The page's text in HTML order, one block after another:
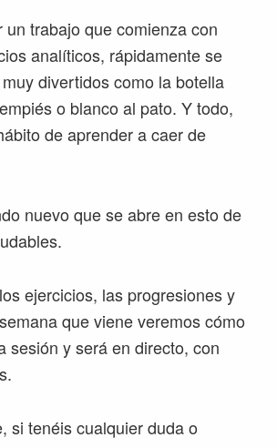
un trabajo que comienza con
analíticos, rápidamente se
divertidos como la botella
o blanco al pato. Y todo,
de aprender a caer de
nuevo que se abre en esto de
ejercicios, las progresiones y
que viene veremos cómo
sesión y será en directo, con
si tenéis cualquier duda o